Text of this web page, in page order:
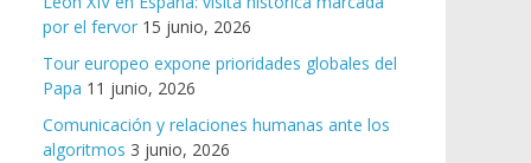
por el fervor 15 junio, 2026
Tour europeo expone prioridades globales del
Papa 11 junio, 2026
Comunicación y relaciones humanas ante los
algoritmos 3 junio, 2026